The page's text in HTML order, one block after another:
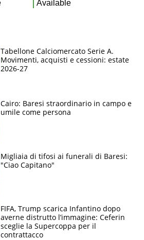
Tabellone Calciomercato Serie A.
Movimenti, acquisti e cessioni: estate
2026-27
Cairo: Baresi straordinario in campo e
umile come persona
Migliaia di tifosi ai funerali di Baresi:
"Ciao Capitano"
FIFA, Trump scarica Infantino dopo
averne distrutto l’immagine: Ceferin
sceglie la Supercoppa per il
contrattacco